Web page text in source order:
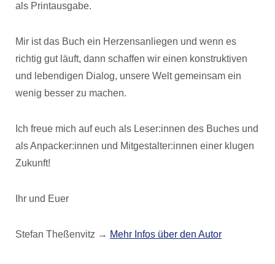
als Printausgabe.
Mir ist das Buch ein Herzensanliegen und wenn es
richtig gut läuft, dann schaffen wir einen konstruktiven
und lebendigen Dialog, unsere Welt gemeinsam ein
wenig besser zu machen.
Ich freue mich auf euch als Leser:innen des Buches und
als Anpacker:innen und Mitgestalter:innen einer klugen
Zukunft!
Ihr und Euer
Stefan Theßenvitz → Mehr Infos über den Autor